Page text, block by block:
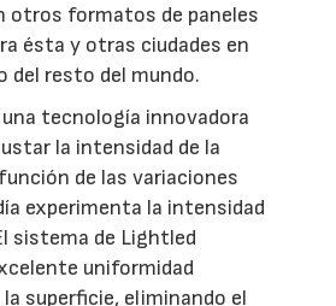
otros formatos de paneles
ésta y otras ciudades en
del resto del mundo.
tecnología innovadora
la intensidad de la
de las variaciones
experimenta la intensidad
sistema de Lightled
uniformidad
superficie, eliminando el